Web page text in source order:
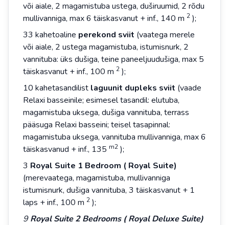
või aiale, 2 magamistuba ustega, duširuumid, 2 rõdu
mullivanniga, max 6 täiskasvanut + inf., 140 m 2 );
33 kahetoaline perekond sviit (vaatega merele
või aiale, 2 ustega magamistuba, istumisnurk, 2
vannituba: üks dušiga, teine paneeljuudušiga, max 5
täiskasvanut + inf., 100 m 2 );
10 kahetasandilist laguunit dupleks sviit (vaade
Relaxi basseinile; esimesel tasandil: elutuba,
magamistuba uksega, dušiga vannituba, terrass
pääsuga Relaxi basseini; teisel tasapinnal:
magamistuba uksega, vannituba mullivanniga, max 6
täiskasvanud + inf., 135 m2 );
3 Royal Suite 1 Bedroom ( Royal Suite)
(merevaatega, magamistuba, mullivanniga
istumisnurk, dušiga vannituba, 3 täiskasvanut + 1
laps + inf., 100 m 2 );
9Royal Suite 2 Bedrooms (Royal Deluxe Suite)